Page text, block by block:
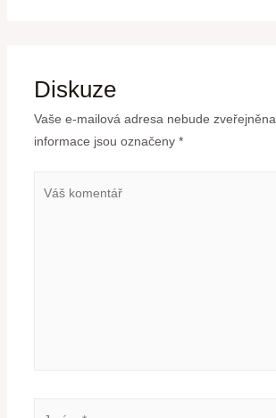
Diskuze
Vaše e-mailová adresa nebude zveřejněna.
informace jsou označeny *